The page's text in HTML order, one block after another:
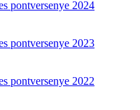
pontversenye 2024
pontversenye 2023
pontversenye 2022